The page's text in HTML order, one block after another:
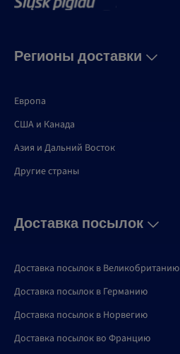
Регионы доставки
Европа
США и Канадa
Азия и Дальний Восток
Другие страны
Доставка посылок
Доставка посылок в Великобританию
Доставка посылок в Германию
Доставка посылок в Норвегию
Доставка посылок во Францию